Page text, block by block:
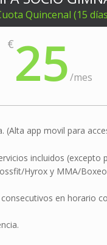
Quincenal (15
€ 25/mes
(Alta app movil para
incluidos (excepto
Hyrox y MMA/
en horario